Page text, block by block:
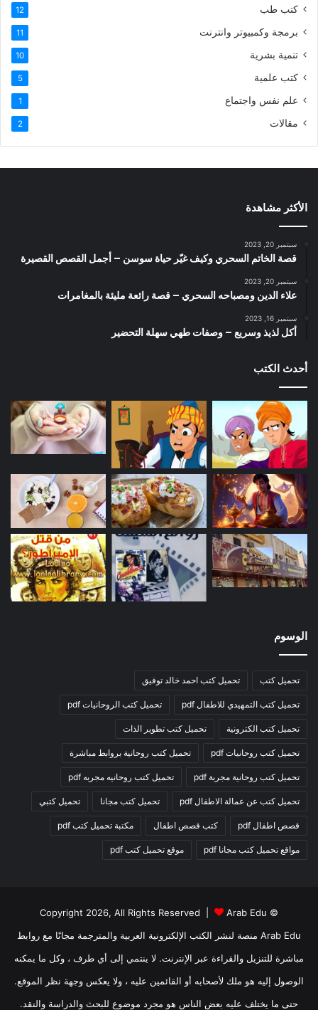
كتب طب 12
برمجة وكمبيوتر وانترنت 11
تنمية بشرية 10
كتب علمية 5
علم نفس واجتماع 1
مقالات 2
الأكثر مشاهدة
سبتمبر 20, 2023
قصة الخاتم السحري وكيف غيّر حياة سوسن – أجمل القصص القصيرة
سبتمبر 20, 2023
علاء الدين ومصباحه السحري – قصة رائعة مليئة بالمغامرات
سبتمبر 16, 2023
أكل لذيذ وسريع – وصفات طهي سهلة التحضير
أحدث الكتب
الوسوم
تحميل كتب تحميل كتب احمد خالد توفيق
تحميل كتب التمهيدي للاطفال pdf تحميل كتب الروحانيات pdf
تحميل كتب الكترونية تحميل كتب تطوير الذات
تحميل كتب روحانيات pdf تحميل كتب روحانية بروابط مباشرة
تحميل كتب روحانية مجربة pdf تحميل كتب روحانيه مجربه pdf
تحميل كتب عن عمالة الاطفال pdf تحميل كتب مجانا تحميل كتبي
قصص اطفال pdf كتب قصص اطفال مكتبة تحميل كتب pdf
مواقع تحميل كتب مجانا pdf موقع تحميل كتب pdf
© Copyright 2026, All Rights Reserved |
Arab Edu
Arab Edu منصة لنشر الكتب الإلكترونية العربية والمترجمة مجانًا مع روابط
مباشرة للتنزيل والقراءة عبر الإنترنت. لا ينتمي إلى أي طرف ، وكل ما يمكنه
الوصول إليه هو ملك لأصحابه أو القائمين عليه ، ولا يعكس وجهة نظر الموقع.
حتى ما يختلف عليه بعض الناس هو مجرد موضوع للبحث والدراسة والنقد.